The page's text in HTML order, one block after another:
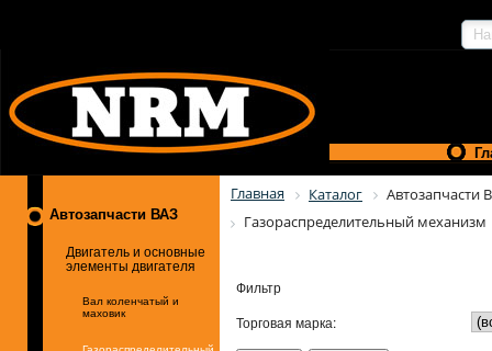
Автозапчасти ВАЗ
Двигатель и основные
элементы двигателя
Вал коленчатый и
маховик
Главная Каталог
Автозапчасти
Газораспределительный механизм
Фильтр
Торговая марка: